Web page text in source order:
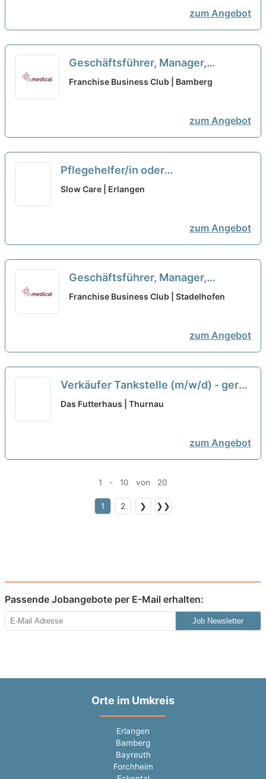
zum Angebot
Geschäftsführer, Manager,
Quereinsteiger, Macher als
Franchise Business Club | Bamberg
zum Angebot
Pflegehelfer/in oder
Quereinsteiger/in in der
Slow Care | Erlangen
zum Angebot
Geschäftsführer, Manager,
Quereinsteiger, Macher als
Franchise Business Club | Stadelhofen
zum Angebot
Verkäufer Tankstelle (m/w/d) - gern
Quereinsteiger neu
Das Futterhaus | Thurnau
zum Angebot
1 - 10 von 20
1 2 ❯ ❯❯
Passende Jobangebote per E-Mail erhalten:
Job Newsletter
Orte im Umkreis
Erlangen
Bamberg
Bayreuth
Forchheim